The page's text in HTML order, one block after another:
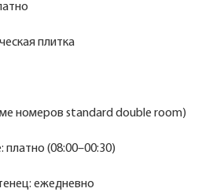
плитка
номеров standard double room)
платно (08:00–00:30)
ежедневно